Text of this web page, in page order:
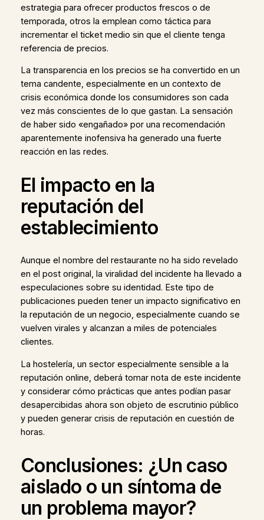
estrategia para ofrecer productos frescos o de
temporada, otros la emplean como táctica para
incrementar el ticket medio sin que el cliente tenga
referencia de precios.
La transparencia en los precios se ha convertido en un
tema candente, especialmente en un contexto de
crisis económica donde los consumidores son cada
vez más conscientes de lo que gastan. La sensación
de haber sido «engañado» por una recomendación
aparentemente inofensiva ha generado una fuerte
reacción en las redes.
El impacto en la
reputación del
establecimiento
Aunque el nombre del restaurante no ha sido revelado
en el post original, la viralidad del incidente ha llevado a
especulaciones sobre su identidad. Este tipo de
publicaciones pueden tener un impacto significativo en
la reputación de un negocio, especialmente cuando se
vuelven virales y alcanzan a miles de potenciales
clientes.
La hostelería, un sector especialmente sensible a la
reputación online, deberá tomar nota de este incidente
y considerar cómo prácticas que antes podían pasar
desapercibidas ahora son objeto de escrutinio público
y pueden generar crisis de reputación en cuestión de
horas.
Conclusiones: ¿Un caso
aislado o un síntoma de
un problema mayor?